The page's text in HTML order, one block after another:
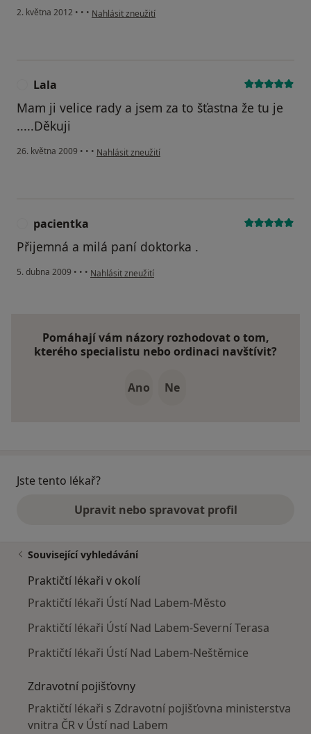
2. května 2012 • • • podle názoru uživatele Váš účet byl odstraněn
Nahlásit zneužití
Lala
Mam ji velice rady a jsem za to šťastna že tu je
.....Děkuji
26. května 2009 • • • podle názoru uživatele Lala
Nahlásit zneužití
pacientka
Přijemná a milá paní doktorka .
5. dubna 2009 • • • podle názoru uživatele pacientka
Nahlásit zneužití
Pomáhají vám názory rozhodovat o tom,
kterého specialistu nebo ordinaci navštívit?
Ano Ne
Jste tento lékař?
Upravit nebo spravovat profil
Související vyhledávání
Praktičtí lékaři v okolí
Praktičtí lékaři Ústí Nad Labem-Město
Praktičtí lékaři Ústí Nad Labem-Severní Terasa
Praktičtí lékaři Ústí Nad Labem-Neštěmice
Zdravotní pojišťovny
Praktičtí lékaři s Zdravotní pojišťovna ministerstva
vnitra ČR v Ústí nad Labem